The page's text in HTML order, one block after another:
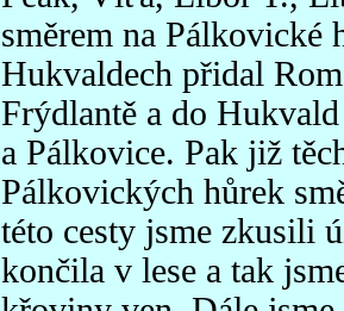
směrem na Pálkovické
Hukvaldech přidal
Frýdlantě a do
a Pálkovice. Pak již
Pálkovických hůrek
této cesty jsme zkusili
končila v lese a tak